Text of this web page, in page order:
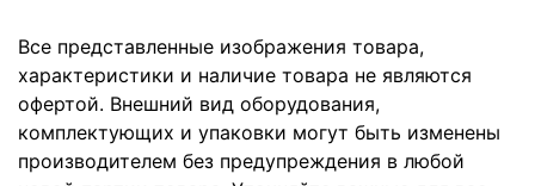
Все представленные изображения товара,
характеристики и наличие товара не являются
офертой. Внешний вид оборудования,
комплектующих и упаковки могут быть изменены
производителем без предупреждения в любой